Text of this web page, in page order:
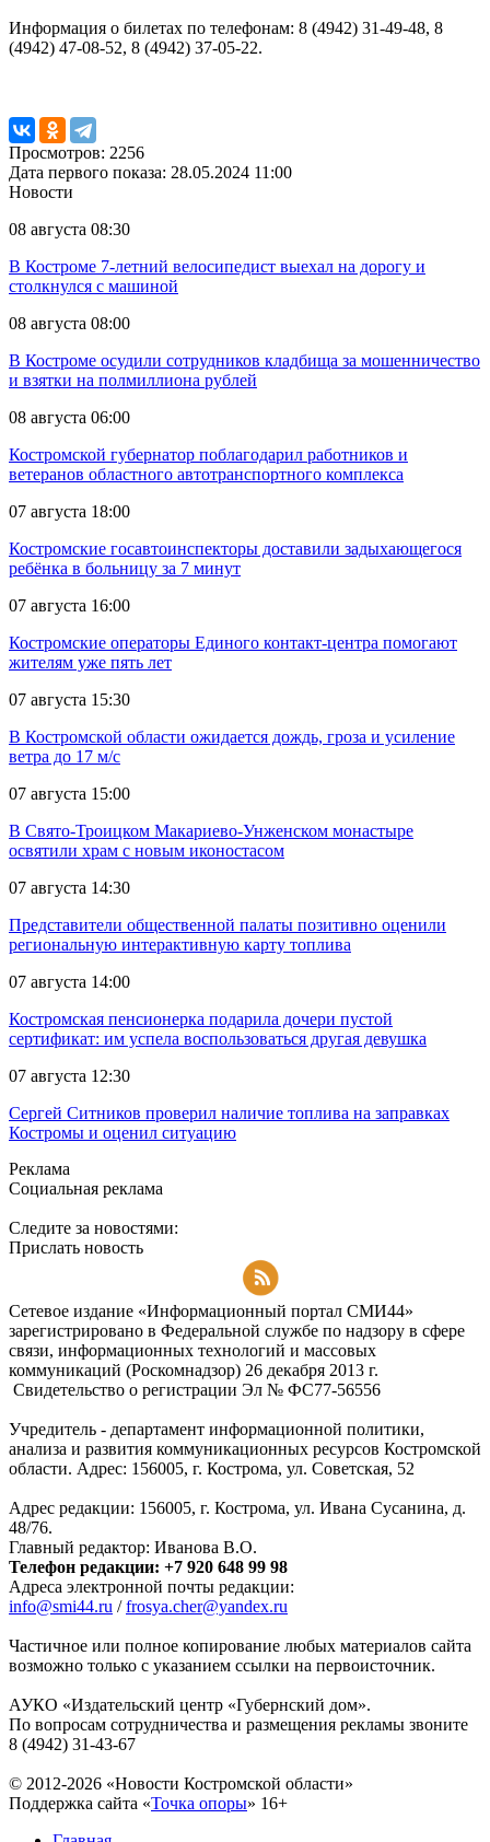
Информация о билетах по телефонам: 8 (4942) 31-49-48, 8
(4942) 47-08-52, 8 (4942) 37-05-22.
Просмотров: 2256
Дата первого показа: 28.05.2024 11:00
Новости
08 августа 08:30
В Костроме 7-летний велосипедист выехал на дорогу и
столкнулся с машиной
08 августа 08:00
В Костроме осудили сотрудников кладбища за мошенничество
и взятки на полмиллиона рублей
08 августа 06:00
Костромской губернатор поблагодарил работников и
ветеранов областного автотранспортного комплекса
07 августа 18:00
Костромские госавтоинспекторы доставили задыхающегося
ребёнка в больницу за 7 минут
07 августа 16:00
Костромские операторы Единого контакт-центра помогают
жителям уже пять лет
07 августа 15:30
В Костромской области ожидается дождь, гроза и усиление
ветра до 17 м/с
07 августа 15:00
В Свято-Троицком Макариево-Унженском монастыре
освятили храм с новым иконостасом
07 августа 14:30
Представители общественной палаты позитивно оценили
региональную интерактивную карту топлива
07 августа 14:00
Костромская пенсионерка подарила дочери пустой
сертификат: им успела воспользоваться другая девушка
07 августа 12:30
Сергей Ситников проверил наличие топлива на заправках
Костромы и оценил ситуацию
Реклама
Социальная реклама
Следите за новостями:
Прислать новость
Сетевое издание «Информационный портал СМИ44»
зарегистрировано в Федеральной службе по надзору в сфере
связи, информационных технологий и массовых
коммуникаций (Роскомнадзор) 26 декабря 2013 г.
Свидетельство о регистрации Эл № ФC77-56556
Учредитель - департамент информационной политики,
анализа и развития коммуникационных ресурсов Костромской
области. Адрес: 156005, г. Кострома, ул. Советская, 52
Адрес редакции: 156005, г. Кострома, ул. Ивана Сусанина, д.
48/76.
Главный редактор: Иванова В.О.
Телефон редакции: +7 920 648 99 98
Адреса электронной почты редакции:
info@smi44.ru /frosya.cher@yandex.ru
Частичное или полное копирование любых материалов сайта
возможно только с указанием ссылки на первоисточник.
АУКО «Издательский центр «Губернский дом».
По вопросам сотрудничества и размещения рекламы звоните
8 (4942) 31-43-67
© 2012-2026 «Новости Костромской области»
Поддержка сайта «Точка опоры» 16+